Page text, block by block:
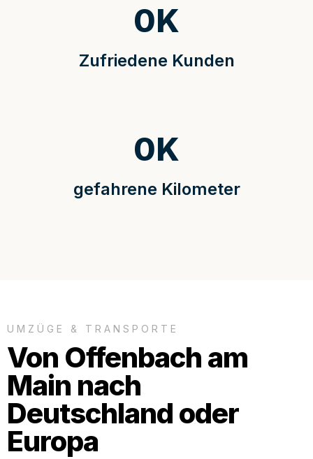
Zufriedene Kunden
0K
gefahrene Kilometer
0K
UMZÜGE & TRANSPORTE
Von Offenbach am
Main nach
Deutschland oder
Europa